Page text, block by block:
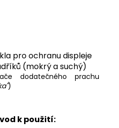
pro ochranu displeje
(mokrý a suchý)
dodatečného prachu
)
k použití: